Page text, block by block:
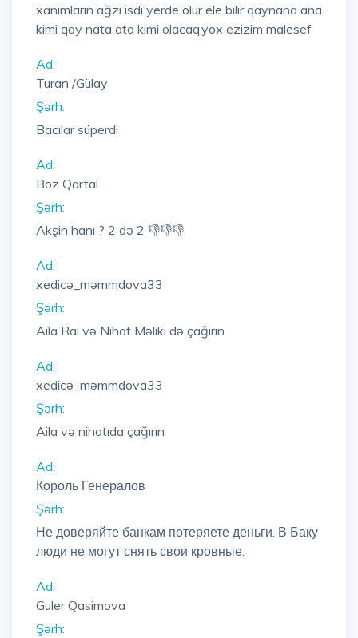
xanımların ağzı isdi yerde olur ele bilir qaynana ana
kimi qay nata ata kimi olacaq,yox ezizim malesef
Ad:
Turan /Gülay
Şərh:
Bacılar süperdi
Ad:
Boz Qartal
Şərh:
Akşin hanı ? 2 də 2 👎👎👎
Ad:
xedicə_məmmdova33
Şərh:
Aila Rai və Nihat Məliki də çağırın
Ad:
xedicə_məmmdova33
Şərh:
Aila və nihatıda çağırın
Ad:
Король Генералов
Şərh:
Не доверяйте банкам потеряете деньги. В Баку
люди не могут снять свои кровные.
Ad:
Guler Qasimova
Şərh: